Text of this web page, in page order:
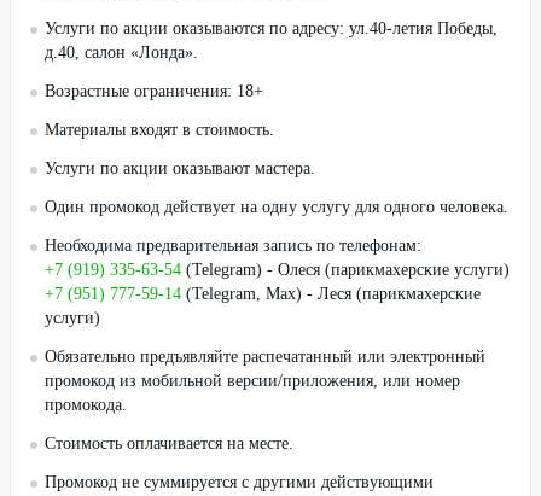
Услуги по акции оказываются по адресу: ул.40-летия Победы,
д.40, салон «Лонда».
Возрастные ограничения: 18+
Материалы входят в стоимость.
Услуги по акции оказывают мастера.
Один промокод действует на одну услугу для одного человека.
Необходима предварительная запись по телефонам:
+7 (919) 335-63-54 (Telegram) - Олеся (парикмахерские услуги)
+7 (951) 777-59-14 (Telegram, Max) - Леся (парикмахерские
услуги)
Обязательно предъявляйте распечатанный или электронный
промокод из мобильной версии/приложения, или номер
промокода.
Стоимость оплачивается на месте.
Промокод не суммируется с другими действующими